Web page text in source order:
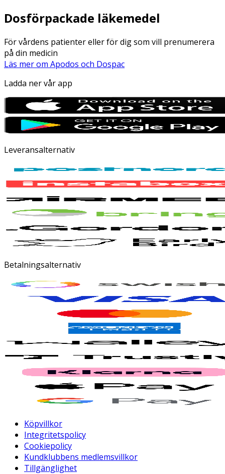
Dosförpackade läkemedel
För vårdens patienter eller för dig som vill prenumerera
på din medicin
Läs mer om Apodos och Dospac
Ladda ner vår app
Leveransalternativ
Betalningsalternativ
Köpvillkor
Integritetspolicy
Cookiepolicy
Kundklubbens medlemsvillkor
Tillgänglighet